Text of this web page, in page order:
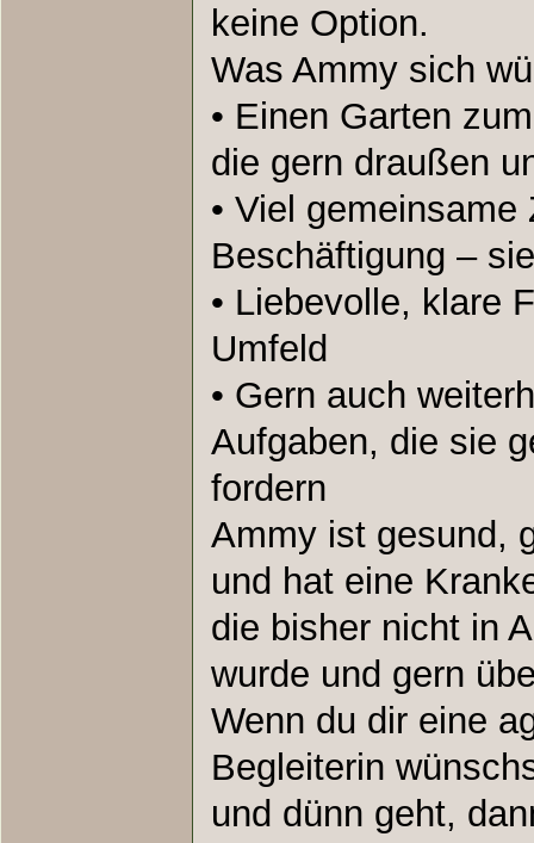
keine Option.
Was Ammy sich
• Einen Garten
die gern draußen
• Viel
Beschäftigung –
• Liebevolle, klare
Umfeld
• Gern auch
Aufgaben, die sie
fordern
Ammy ist gesund,
und hat eine
die bisher nicht in
wurde und gern
Wenn du dir eine
Begleiterin
und dünn geht,